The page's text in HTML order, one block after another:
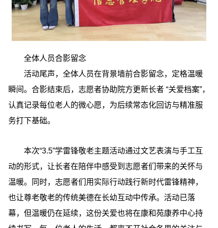
全体人员合影留念
活动尾声，全体人员在背景墙前合影留念，定格温暖
瞬间。合影结束后，志愿者协助院方更新长者 “关爱档案”，
认真记录每位老人的微心愿，为后续常态化回访与精准服
务打下基础。
本次“3.5”学雷锋敬老主题活动通过文艺表演与手工互
动的形式，让长者在陪伴中感受到志愿者们带来的关怀与
温暖。同时，志愿者们用实际行动践行新时代雷锋精神，
也让尊老敬老的传统美德在长幼互动中传承。活动已落
幕，但温暖仍在延续，这份关爱也将在康和苑康养中心持